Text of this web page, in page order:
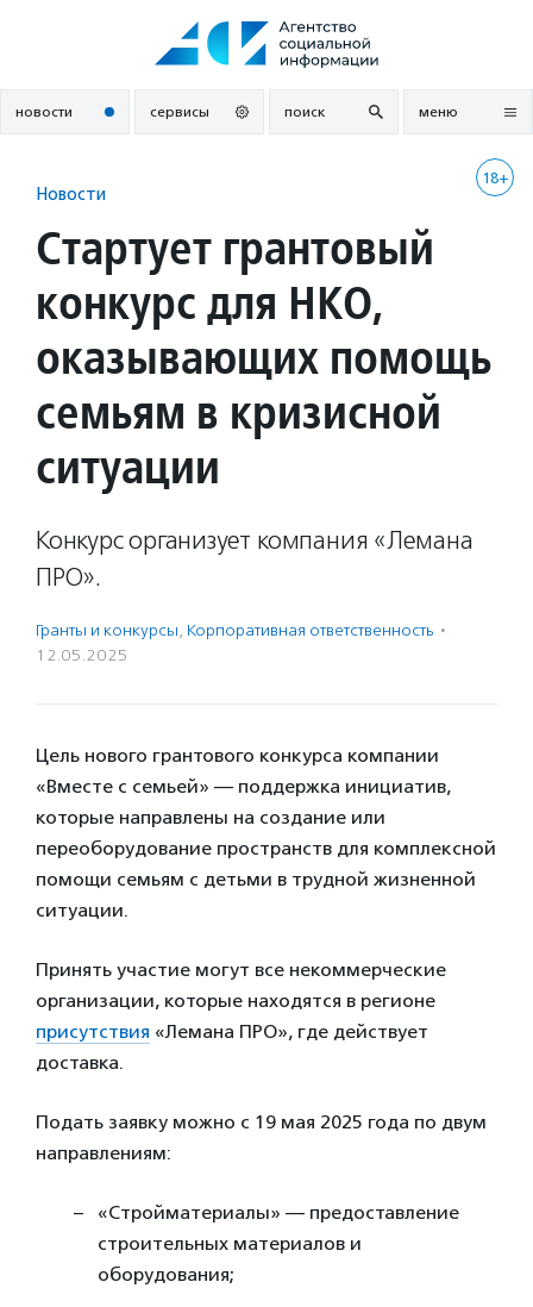
новости сервисы поиск меню
18+
Новости
Стартует грантовый
конкурс для НКО,
оказывающих помощь
семьям в кризисной
ситуации
Конкурс организует компания «Лемана
ПРО».
Гранты и конкурсы, Корпоративная ответственность ·
12.05.2025
Цель нового грантового конкурса компании
«Вместе с семьей» — поддержка инициатив,
которые направлены на создание или
переоборудование пространств для комплексной
помощи семьям с детьми в трудной жизненной
ситуации.
Принять участие могут все некоммерческие
организации, которые находятся в регионе
присутствия «Лемана ПРО», где действует
доставка.
Подать заявку можно с 19 мая 2025 года по двум
направлениям:
«Стройматериалы» — предоставление
строительных материалов и
оборудования;